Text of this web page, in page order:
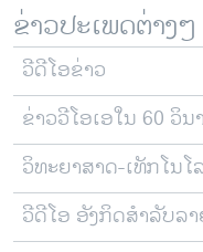
ລາຍການກະຈາຍສຽງ
ລາຍງານ
ຕິດຕາມພວກເຮົາ ທີ່
ພາສາຕ່າງໆ
ຂ່າວປະເພດຕ່າງໆ
ວີດີໂອຂ່າວ
ຂ່າວວີໂອເອໃນ 60 ວິນ
ວິທະຍາສາດ-ເທັກໂນໂ
ວີດີໂອ ອັງກິດສຳລັບລາ